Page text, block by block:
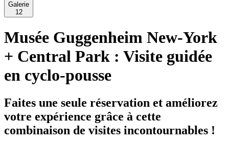
Galerie
12
Musée Guggenheim New-York
+ Central Park : Visite guidée
en cyclo-pousse
Faites une seule réservation et améliorez
votre expérience grâce à cette
combinaison de visites incontournables !